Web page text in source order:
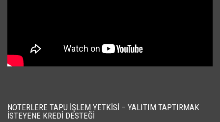
NOTERLERE TAPU İŞLEM YETKISI – YALITIM TAPTIRMAK
İSTEYENE KREDI DESTEĞI